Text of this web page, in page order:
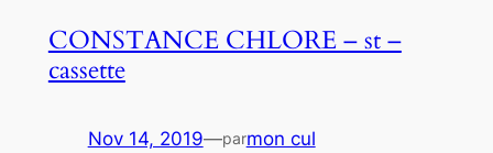
CONSTANCE CHLORE – st –
cassette
Nov 14, 2019—parmon cul